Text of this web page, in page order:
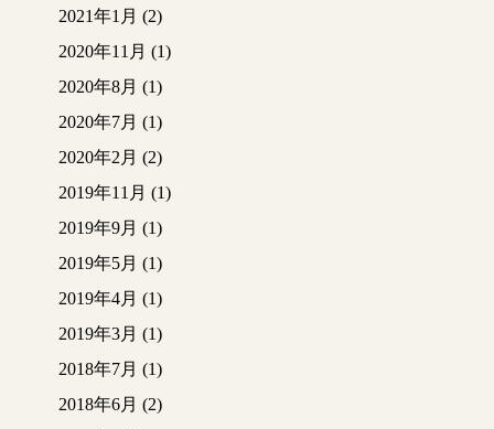
2021年1月 (2)
2020年11月 (1)
2020年8月 (1)
2020年7月 (1)
2020年2月 (2)
2019年11月 (1)
2019年9月 (1)
2019年5月 (1)
2019年4月 (1)
2019年3月 (1)
2018年7月 (1)
2018年6月 (2)